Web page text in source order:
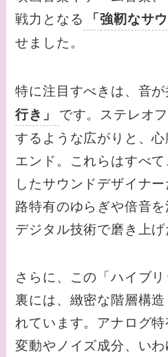
戦力となる
「強靭なサ
せました。
特に注目すべきは、音
行き」 です。ステレオ
するような広がりと、
エンド。これらはすべ
したサウンドデザイナ
路特有のゆらぎや倍音
デジタル技術で磨き上げ
さらに、この「ハイブ
裏には、緻密な階層構
れています。アナログ
変動やノイズ成分、いわ